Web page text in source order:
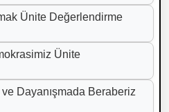
Ünite Değerlendirme
Ünite
ve Dayanışmada Beraberiz